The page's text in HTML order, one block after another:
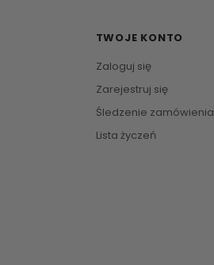
TWOJE KONTO
Zaloguj się
Zarejestruj się
Śledzenie zamówienia
Lista życzeń